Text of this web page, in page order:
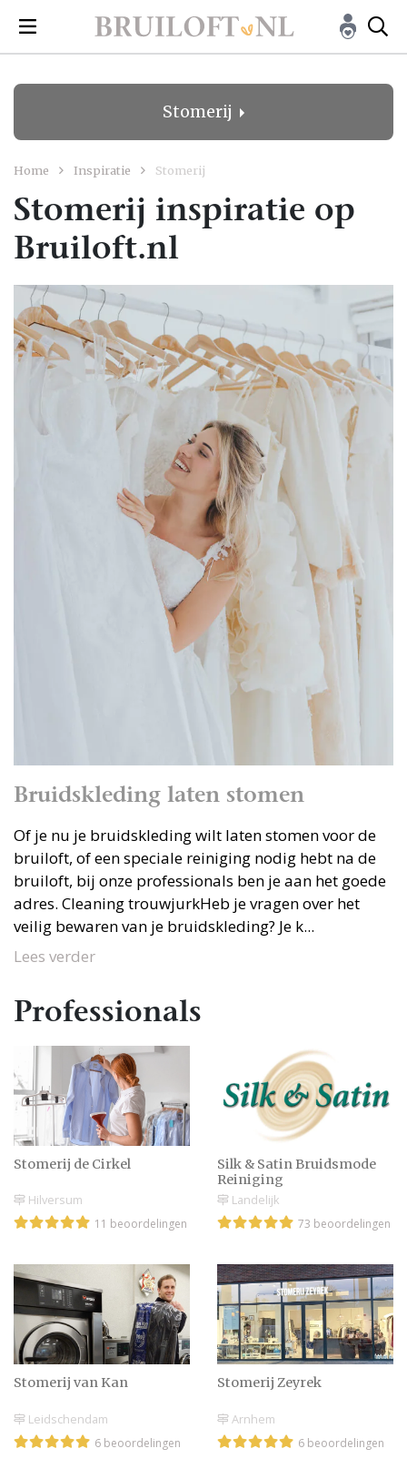
Stomerij
Home Inspiratie Stomerij
Stomerij inspiratie op
Bruiloft.nl
Bruidskleding laten stomen
Of je nu je bruidskleding wilt laten stomen voor de
bruiloft, of een speciale reiniging nodig hebt na de
bruiloft, bij onze professionals ben je aan het goede
adres. Cleaning trouwjurkHeb je vragen over het
veilig bewaren van je bruidskleding? Je k...
Lees verder
Professionals
Stomerij de Cirkel
Hilversum
11 beoordelingen
Silk & Satin Bruidsmode
Reiniging
Landelijk
73 beoordelingen
Stomerij van Kan
Leidschendam
6 beoordelingen
Stomerij Zeyrek
Arnhem
6 beoordelingen